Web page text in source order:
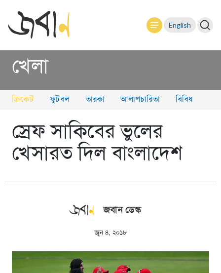
English
খেলা
ক্রিকেট ফুটবল তারকা আলাপচারিতা বিবিধ
স্রেফ সাকিবের ভুলের
খেসারত দিল বাংলাদেশ
জবান ডেস্ক
জুন ৪, ২০১৮